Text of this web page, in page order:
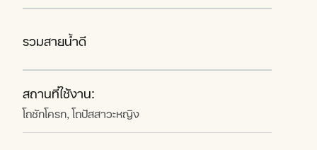
รวมสายน้ำดี
สถานที่ใช้งาน:
โถชักโครก, โถปัสสาวะหญิง